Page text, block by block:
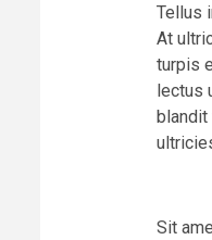
Tellus
At
turpis
lectus
blandit
Sit